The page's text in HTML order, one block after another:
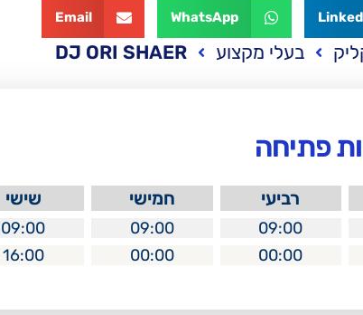
WhatsApp
Email
בעלי מקצוע DJ ORI SHAER
פתיחה
רביעי חמישי שישי
09:00
09:00
09:00
00:00
00:00
16:00